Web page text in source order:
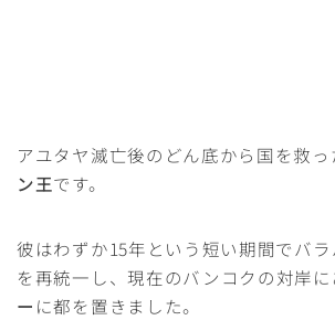
アユタヤ滅亡後のどん底から国を救っ
ン王です。
彼はわずか15年という短い期間でバ
を再統一し、現在のバンコクの対岸に
ー に都を置きました。